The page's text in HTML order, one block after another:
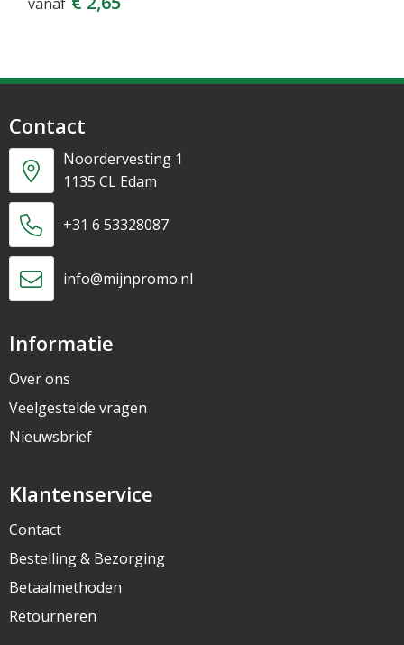
Contact
Noordervesting 1
1135 CL Edam
+31 6 53328087
info@mijnpromo.nl
Informatie
Over ons
Veelgestelde vragen
Nieuwsbrief
Klantenservice
Contact
Bestelling & Bezorging
Betaalmethoden
Retourneren